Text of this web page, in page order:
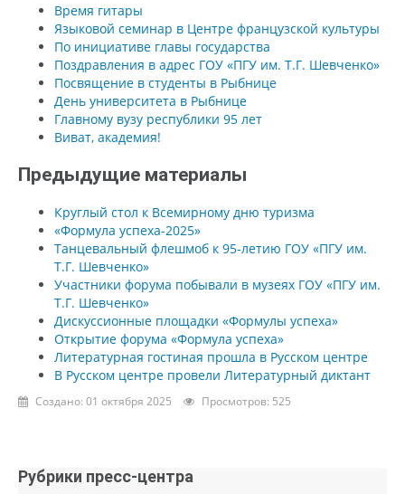
Время гитары
Языковой семинар в Центре французской культуры
По инициативе главы государства
Поздравления в адрес ГОУ «ПГУ им. Т.Г. Шевченко»
Посвящение в студенты в Рыбнице
День университета в Рыбнице
Главному вузу республики 95 лет
Виват, академия!
Предыдущие материалы
Круглый стол к Всемирному дню туризма
«Формула успеха-2025»
Танцевальный флешмоб к 95-летию ГОУ «ПГУ им.
Т.Г. Шевченко»
Участники форума побывали в музеях ГОУ «ПГУ им.
Т.Г. Шевченко»
Дискуссионные площадки «Формулы успеха»
Открытие форума «Формула успеха»
Литературная гостиная прошла в Русском центре
В Русском центре провели Литературный диктант
Создано: 01 октября 2025 Просмотров: 525
Рубрики пресс-центра